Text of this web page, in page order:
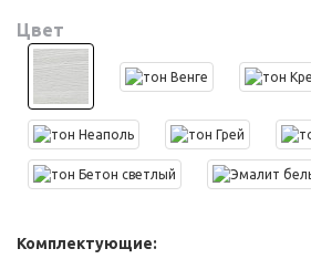
Цвет
Комплектующие: